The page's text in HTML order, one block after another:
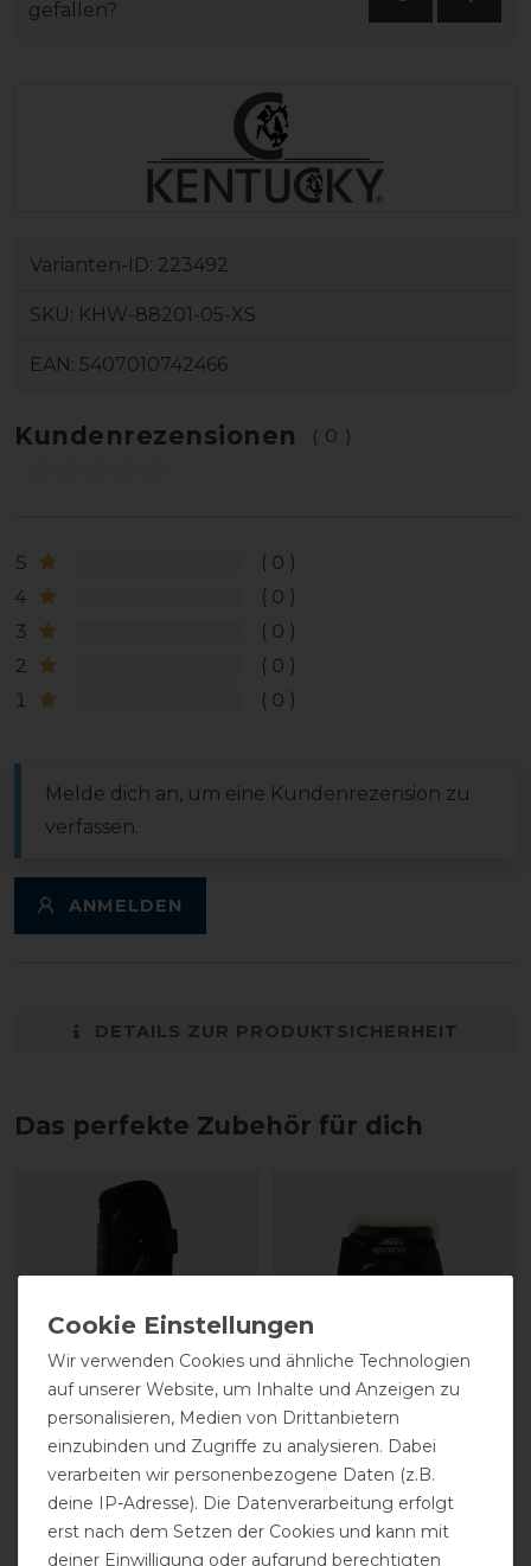
gefallen?
Varianten-ID: 223492
SKU: KHW-88201-05-XS
EAN: 5407010742466
Kundenrezensionen (0)
5
0
4
0
3
0
2
0
1
0
Melde dich an, um eine Kundenrezension zu
verfassen.
ANMELDEN
DETAILS ZUR PRODUKTSICHERHEIT
Das perfekte Zubehör für dich
Kentucky Horsewear
Gamaschen Bamboo
Elastic
154,99 € *
Kentucky Horsewear
Lammfell Streichkappe
BAMBOO für Jungpferde
104,99 € *
Wir verwenden Cookies und ähnliche Technologien
auf unserer Website, um Inhalte und Anzeigen zu
personalisieren, Medien von Drittanbietern
einzubinden und Zugriffe zu analysieren. Dabei
verarbeiten wir personenbezogene Daten (z.B.
deine IP-Adresse). Die Datenverarbeitung erfolgt
erst nach dem Setzen der Cookies und kann mit
deiner Einwilligung oder aufgrund berechtigten